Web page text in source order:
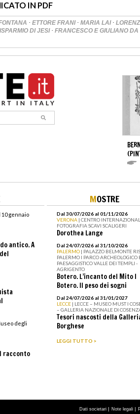
IN PDF
· ETTORE FRANI · MARIA LAI ·
DI JESI · FRANCESCO E GIULIANO
10 gennaio
antico. A
degli
racconto
MOSTRE
Dal 30/07/2026 al 01/11/2026
VERONA | CENTRO
FOTOGRAFIA SCAVI SCALIGERI
Dorothea Lange
Dal 24/07/2026 al 31/10/2026
PALERMO | PALAZZO BELMONTE
PALERMO I PARCO ARCHEOLOGICO
PAESAGGISTICO VALLE DEI TEMPLI -
AGRIGENTO
Botero. L’incanto del Mito I
Botero. Il peso dei sogni
Dal 24/07/2026 al 31/01/2027
LECCE | LECCE – MUSEO MUST I
– GALLERIA NAZIONALE DI
Tesori nascosti della
Borghese
LEGGI TUTTO >
Dati societari Note legali